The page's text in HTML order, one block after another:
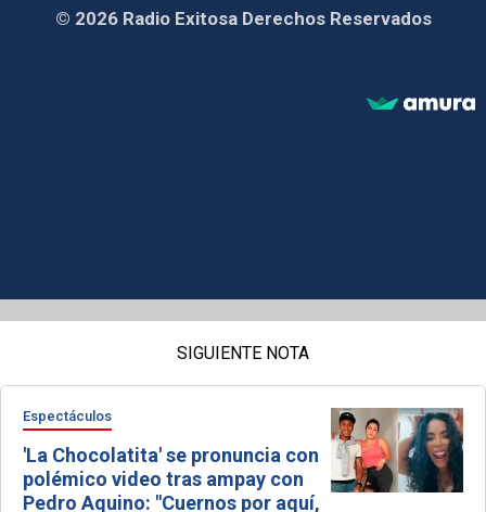
© 2026 Radio Exitosa Derechos Reservados
SIGUIENTE NOTA
Espectáculos
'La Chocolatita' se pronuncia con
polémico video tras ampay con
Pedro Aquino: "Cuernos por aquí,